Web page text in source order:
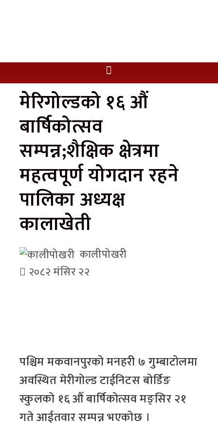
मेरिगोल्डको १६ औं
बार्षिकोत्सव
सम्पन्न;शैक्षिक क्षेत्रमा
महत्वपूर्ण योगदान रहने
पालिका अध्यक्ष
कालाखेती
कालीपोखरी
२०८२ मंसिर २२
पश्चिम मकवानपुरको मनहरी ७ गुम्बाटोलमा
अवस्थित मेरीगोल्ड टाईनिटस बोर्डिङ
स्कुलको १६ औं बार्षिकोत्सव मङ्सिर २१
गते आईतवार सम्पन्न भएकोछ ।